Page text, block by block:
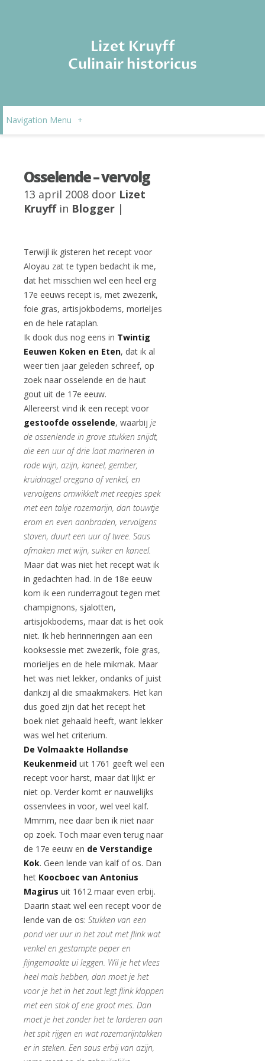
Lizet Kruyff
Culinair historicus
Navigation Menu +
Osselende – vervolg
13 april 2008 door Lizet
Kruyffin Blogger |
Terwijl ik gisteren het recept voor
Aloyau zat te typen bedacht ik me,
dat het misschien wel een heel erg
17e eeuws recept is, met zwezerik,
foie gras, artisjokbodems, morieljes
en de hele rataplan.
Ik dook dus nog eens in Twintig
Eeuwen Koken en Eten, dat ik al
weer tien jaar geleden schreef, op
zoek naar osselende en de haut
gout uit de 17e eeuw.
Allereerst vind ik een recept voor
gestoofde osselende, waarbij je
de ossenlende in grove stukken snijdt,
die een uur of drie laat marineren in
rode wijn, azijn, kaneel, gember,
kruidnagel oregano of venkel, en
vervolgens omwikkelt met reepjes spek
met een takje rozemarijn, dan touwtje
erom en even aanbraden, vervolgens
stoven, duurt een uur of twee. Saus
afmaken met wijn, suiker en kaneel.
Maar dat was niet het recept wat ik
in gedachten had. In de 18e eeuw
kom ik een runderragout tegen met
champignons, sjalotten,
artisjokbodems, maar dat is het ook
niet. Ik heb herinneringen aan een
kooksessie met zwezerik, foie gras,
morieljes en de hele mikmak. Maar
het was niet lekker, ondanks of juist
dankzij al die smaakmakers. Het kan
dus goed zijn dat het recept het
boek niet gehaald heeft, want lekker
was wel het criterium.
De Volmaakte Hollandse
Keukenmeid uit 1761 geeft wel een
recept voor harst, maar dat lijkt er
niet op. Verder komt er nauwelijks
ossenvlees in voor, wel veel kalf.
Mmmm, nee daar ben ik niet naar
op zoek. Toch maar even terug naar
de 17e eeuw en de Verstandige
Kok. Geen lende van kalf of os. Dan
het Koocboec van Antonius
Magirus uit 1612 maar even erbij.
Daarin staat wel een recept voor de
lende van de os: Stukken van een
pond vier uur in het zout met flink wat
venkel en gestampte peper en
fijngemaakte ui leggen. Wil je het vlees
heel mals hebben, dan moet je het
voor je het in het zout legt flink kloppen
met een stok of ene groot mes. Dan
moet je het zonder het te larderen aan
het spit rijgen en wat rozemarijntakken
er in steken. Een saus erbij van azijn,